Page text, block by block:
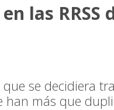
las
se decidiera
han más que